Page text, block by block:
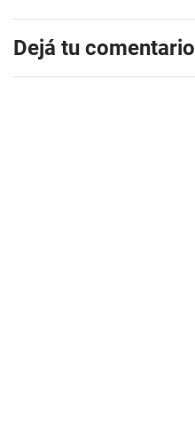
Dejá tu comentario